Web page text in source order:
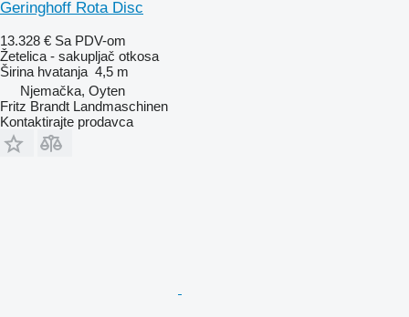
Geringhoff Rota Disc
13.328 € Sa PDV-om
Žetelica - sakupljač otkosa
Širina hvatanja 4,5 m
Njemačka, Oyten
Fritz Brandt Landmaschinen
Kontaktirajte prodavca